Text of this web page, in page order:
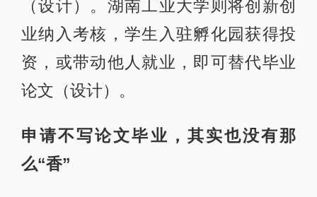
（设计）。湖南工业大学则将创新创
业纳入考核，学生入驻孵化园获得投
资，或带动他人就业，即可替代毕业
论文（设计）。
申请不写论文毕业，其实也没有那
么“香”